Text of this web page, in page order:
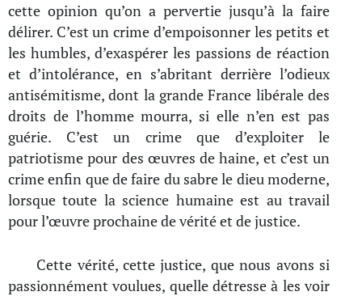
cette opinion qu’on a pervertie jusqu’à la faire
délirer. C’est un crime d’empoisonner les petits et
les humbles, d’exaspérer les passions de réaction
et d’intolérance, en s’abritant derrière l’odieux
antisémitisme, dont la grande France libérale des
droits de l’homme mourra, si elle n’en est pas
guérie. C’est un crime que d’exploiter le
patriotisme pour des œuvres de haine, et c’est un
crime enfin que de faire du sabre le dieu moderne,
lorsque toute la science humaine est au travail
pour l’œuvre prochaine de vérité et de justice.
Cette vérité, cette justice, que nous avons si
passionnément voulues, quelle détresse à les voir